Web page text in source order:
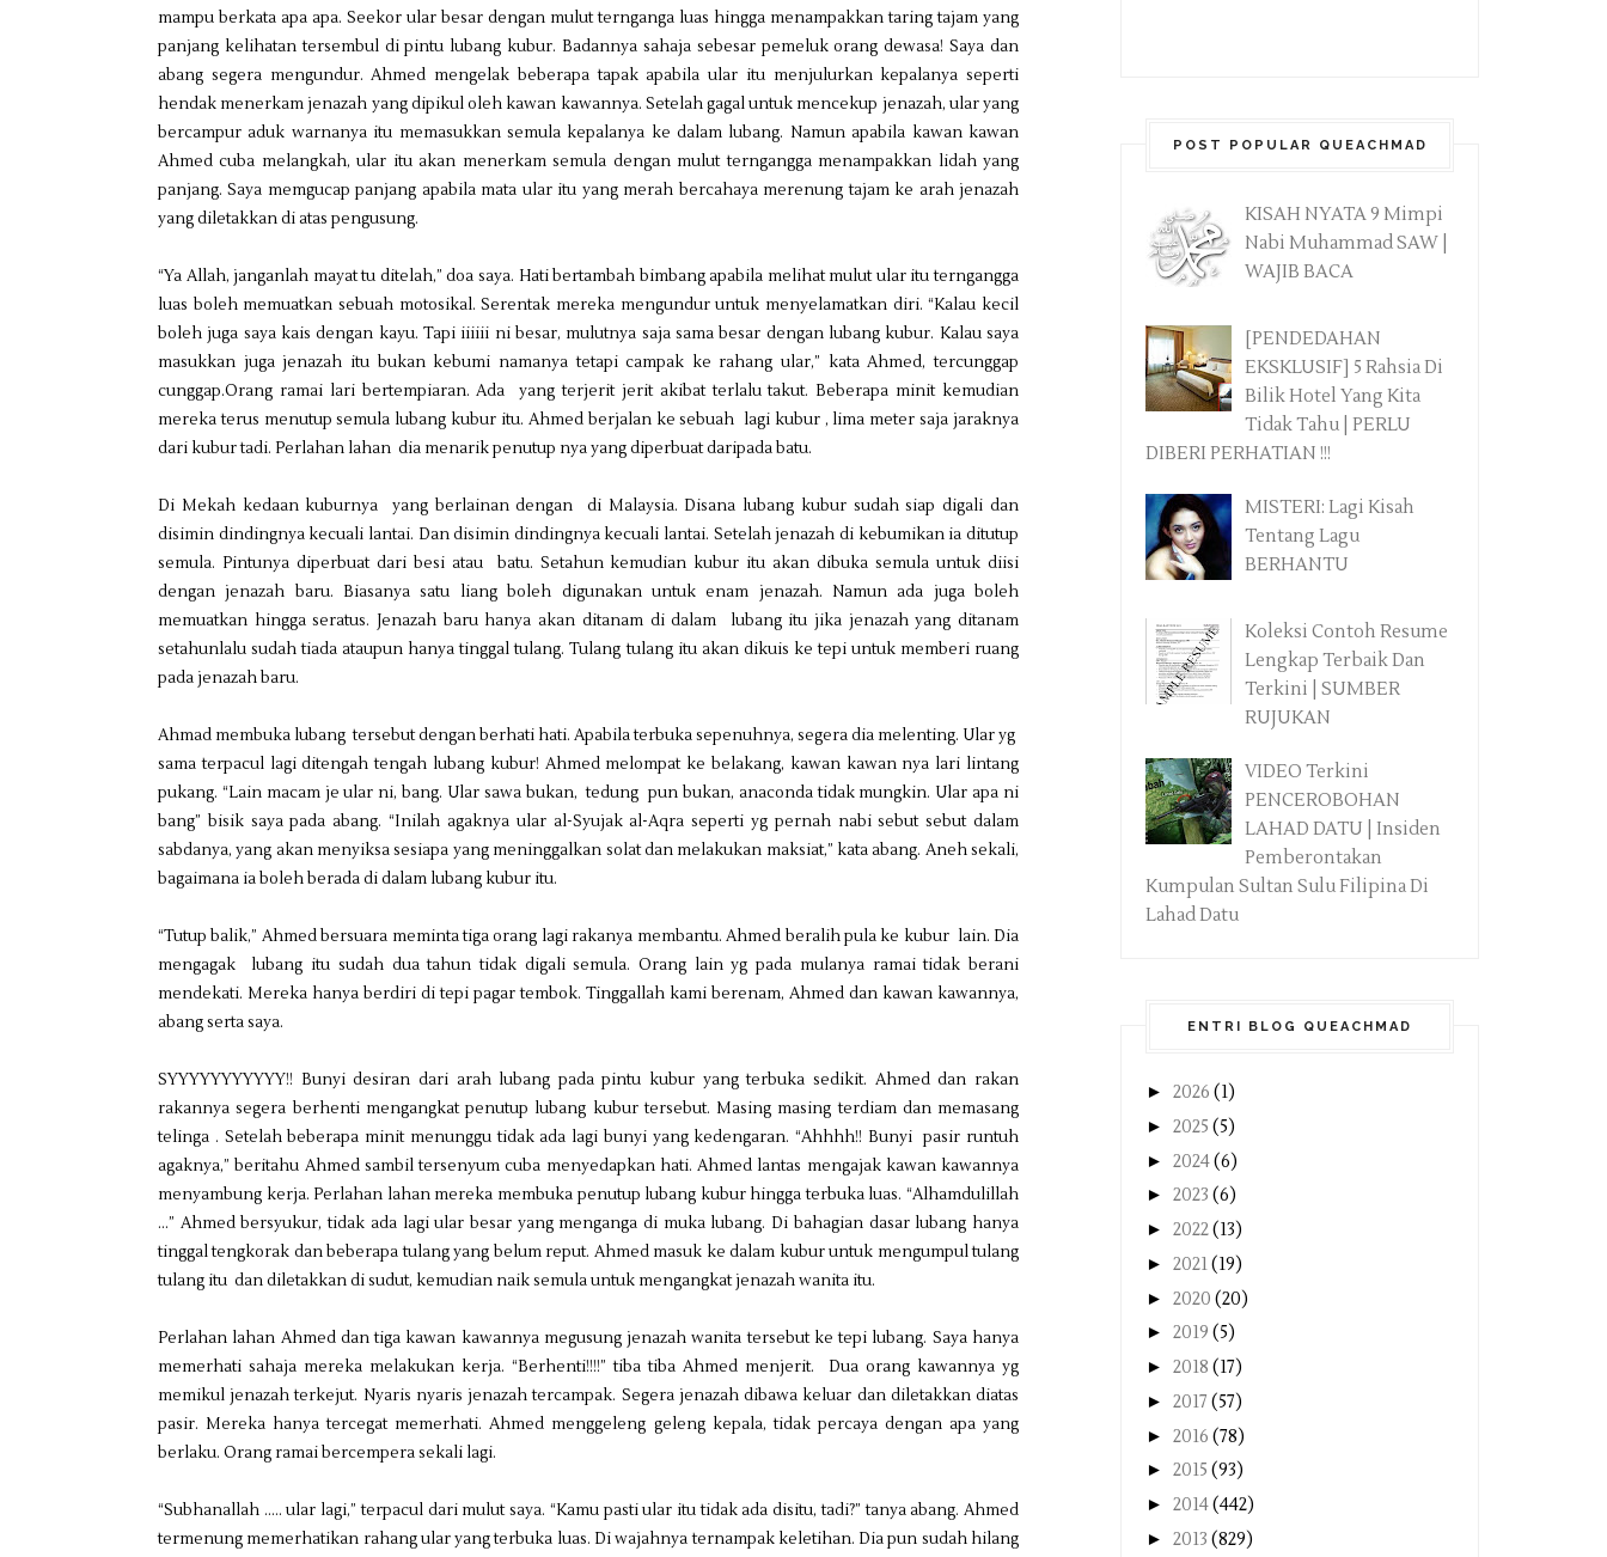
mampu berkata apa apa. Seekor ular besar dengan mulut ternganga luas hingga menampakkan taring tajam yang
panjang kelihatan tersembul di pintu lubang kubur. Badannya sahaja sebesar pemeluk orang dewasa! Saya dan
abang segera mengundur. Ahmed mengelak beberapa tapak apabila ular itu menjulurkan kepalanya seperti
hendak menerkam jenazah yang dipikul oleh kawan kawannya. Setelah gagal untuk mencekup jenazah, ular yang
bercampur aduk warnanya itu memasukkan semula kepalanya ke dalam lubang. Namun apabila kawan kawan
Ahmed cuba melangkah, ular itu akan menerkam semula dengan mulut terngangga menampakkan lidah yang
panjang. Saya memgucap panjang apabila mata ular itu yang merah bercahaya merenung tajam ke arah jenazah
yang diletakkan di atas pengusung.
“Ya Allah, janganlah mayat tu ditelah,” doa saya. Hati bertambah bimbang apabila melihat mulut ular itu terngangga
luas boleh memuatkan sebuah motosikal. Serentak mereka mengundur untuk menyelamatkan diri. “Kalau kecil
boleh juga saya kais dengan kayu. Tapi iiiiii ni besar, mulutnya saja sama besar dengan lubang kubur. Kalau saya
masukkan juga jenazah itu bukan kebumi namanya tetapi campak ke rahang ular,” kata Ahmed, tercunggap
cunggap.Orang ramai lari bertempiaran. Ada yang terjerit jerit akibat terlalu takut. Beberapa minit kemudian
mereka terus menutup semula lubang kubur itu. Ahmed berjalan ke sebuah lagi kubur , lima meter saja jaraknya
dari kubur tadi. Perlahan lahan dia menarik penutup nya yang diperbuat daripada batu.
Di Mekah kedaan kuburnya yang berlainan dengan di Malaysia. Disana lubang kubur sudah siap digali dan
disimin dindingnya kecuali lantai. Dan disimin dindingnya kecuali lantai. Setelah jenazah di kebumikan ia ditutup
semula. Pintunya diperbuat dari besi atau batu. Setahun kemudian kubur itu akan dibuka semula untuk diisi
dengan jenazah baru. Biasanya satu liang boleh digunakan untuk enam jenazah. Namun ada juga boleh
memuatkan hingga seratus. Jenazah baru hanya akan ditanam di dalam lubang itu jika jenazah yang ditanam
setahunlalu sudah tiada ataupun hanya tinggal tulang. Tulang tulang itu akan dikuis ke tepi untuk memberi ruang
pada jenazah baru.
Ahmad membuka lubang tersebut dengan berhati hati. Apabila terbuka sepenuhnya, segera dia melenting. Ular yg
sama terpacul lagi ditengah tengah lubang kubur! Ahmed melompat ke belakang, kawan kawan nya lari lintang
pukang. “Lain macam je ular ni, bang. Ular sawa bukan, tedung pun bukan, anaconda tidak mungkin. Ular apa ni
bang” bisik saya pada abang. “Inilah agaknya ular al-Syujak al-Aqra seperti yg pernah nabi sebut sebut dalam
sabdanya, yang akan menyiksa sesiapa yang meninggalkan solat dan melakukan maksiat,” kata abang. Aneh sekali,
bagaimana ia boleh berada di dalam lubang kubur itu.
“Tutup balik,” Ahmed bersuara meminta tiga orang lagi rakanya membantu. Ahmed beralih pula ke kubur lain. Dia
mengagak lubang itu sudah dua tahun tidak digali semula. Orang lain yg pada mulanya ramai tidak berani
mendekati. Mereka hanya berdiri di tepi pagar tembok. Tinggallah kami berenam, Ahmed dan kawan kawannya,
abang serta saya.
SYYYYYYYYYYY!! Bunyi desiran dari arah lubang pada pintu kubur yang terbuka sedikit. Ahmed dan rakan
rakannya segera berhenti mengangkat penutup lubang kubur tersebut. Masing masing terdiam dan memasang
telinga . Setelah beberapa minit menunggu tidak ada lagi bunyi yang kedengaran. “Ahhhh!! Bunyi pasir runtuh
agaknya,” beritahu Ahmed sambil tersenyum cuba menyedapkan hati. Ahmed lantas mengajak kawan kawannya
menyambung kerja. Perlahan lahan mereka membuka penutup lubang kubur hingga terbuka luas. “Alhamdulillah
…” Ahmed bersyukur, tidak ada lagi ular besar yang menganga di muka lubang. Di bahagian dasar lubang hanya
tinggal tengkorak dan beberapa tulang yang belum reput. Ahmed masuk ke dalam kubur untuk mengumpul tulang
tulang itu dan diletakkan di sudut, kemudian naik semula untuk mengangkat jenazah wanita itu.
Perlahan lahan Ahmed dan tiga kawan kawannya megusung jenazah wanita tersebut ke tepi lubang. Saya hanya
memerhati sahaja mereka melakukan kerja. “Berhenti!!!!” tiba tiba Ahmed menjerit. Dua orang kawannya yg
memikul jenazah terkejut. Nyaris nyaris jenazah tercampak. Segera jenazah dibawa keluar dan diletakkan diatas
pasir. Mereka hanya tercegat memerhati. Ahmed menggeleng geleng kepala, tidak percaya dengan apa yang
berlaku. Orang ramai bercempera sekali lagi.
“Subhanallah ….. ular lagi,” terpacul dari mulut saya. “Kamu pasti ular itu tidak ada disitu, tadi?” tanya abang. Ahmed
termenung memerhatikan rahang ular yang terbuka luas. Di wajahnya ternampak keletihan. Dia pun sudah hilang
POST POPULAR QUEACHMAD
KISAH NYATA 9 Mimpi
Nabi Muhammad SAW |
WAJIB BACA
[PENDEDAHAN
EKSKLUSIF] 5 Rahsia Di
Bilik Hotel Yang Kita
Tidak Tahu | PERLU
DIBERI PERHATIAN !!!
MISTERI: Lagi Kisah
Tentang Lagu
BERHANTU
Koleksi Contoh Resume
Lengkap Terbaik Dan
Terkini | SUMBER
RUJUKAN
VIDEO Terkini
PENCEROBOHAN
LAHAD DATU | Insiden
Pemberontakan
Kumpulan Sultan Sulu Filipina Di
Lahad Datu
ENTRI BLOG QUEACHMAD
► 2026 (1)
► 2025 (5)
► 2024(6)
► 2023 (6)
► 2022(13)
► 2021(19)
► 2020 (20)
► 2019 (5)
► 2018 (17)
► 2017 (57)
► 2016 (78)
► 2015 (93)
► 2014(442)
► 2013 (829)